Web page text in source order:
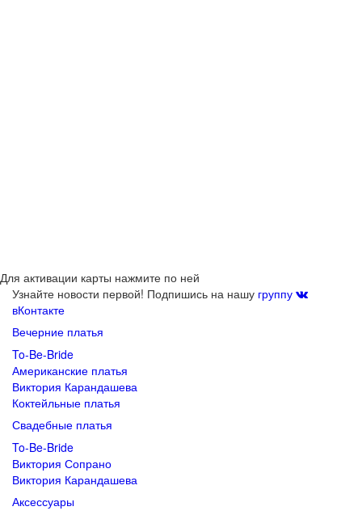
Для активации карты нажмите по ней
Узнайте новости первой! Подпишись на нашу группу
вКонтакте
Вечерние платья
To-Be-Bride
Американские платья
Виктория Карандашева
Коктейльные платья
Свадебные платья
To-Be-Bride
Виктория Сопрано
Виктория Карандашева
Аксессуары